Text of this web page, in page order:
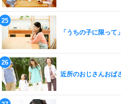
「うちの子に限って
近所のおじさんおば